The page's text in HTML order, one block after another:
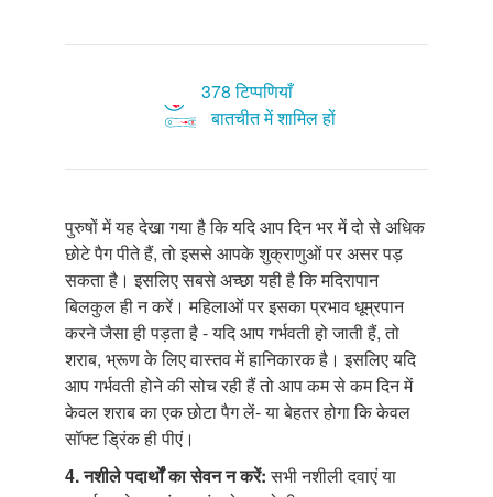
378 टिप्पणियाँ
बातचीत में शामिल हों
पुरुषों में यह देखा गया है कि यदि आप दिन भर में दो से अधिक
छोटे पैग पीते हैं, तो इससे आपके शुक्राणुओं पर असर पड़
सकता है। इसलिए सबसे अच्छा यही है कि मदिरापान
बिलकुल ही न करें। महिलाओं पर इसका प्रभाव धूम्रपान
करने जैसा ही पड़ता है - यदि आप गर्भवती हो जाती हैं, तो
शराब, भ्रूण के लिए वास्तव में हानिकारक है। इसलिए यदि
आप गर्भवती होने की सोच रही हैं तो आप कम से कम दिन में
केवल शराब का एक छोटा पैग लें- या बेहतर होगा कि केवल
सॉफ्ट ड्रिंक ही पीएं।
4. नशीलेपदार्थों का सेवन न करें:सभी नशीली दवाएं या